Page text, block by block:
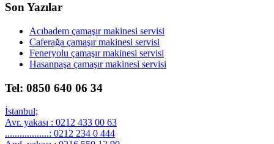
Son Yazılar
Acıbadem çamaşır makinesi servisi
Caferağa çamaşır makinesi servisi
Feneryolu çamaşır makinesi servisi
Hasanpaşa çamaşır makinesi servisi
Tel: 0850 640 06 34
İstanbul;
Avr. yakası : 0212 433 00 63
..................: 0212 234 0 444